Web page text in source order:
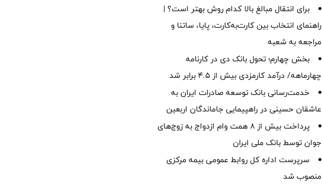
برای انتقال مبالغ بالا کدام روش بهتر است؟ |
راهنمای انتخاب بین کارت‌به‌کارت، پایا، ساتنا و
مراجعه به شعبه
بخش چهارم؛ تحول بانک دی در کارنامه
چهارماهه/ درآمد کارمزدی بیش از ۴.۵ برابر شد
خدمت‌رسانی بانک توسعه صادرات ایران به
عاشقان حسینی در راهپیمایی جاماندگان اربعین
پرداخت بیش از ۸ همت وام ازدواج به زوج‌های
جوان توسط بانک ملی ایران
سرپرست اداره کل روابط عمومی بیمه مرکزی
منصوب شد